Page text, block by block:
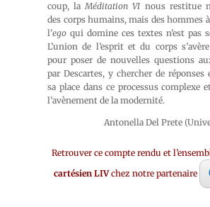
coup, laMéditation VI nous restitue
des corps humains, mais des hommes
l’ego qui domine ces textes n’est pas
L’union de l’esprit et du corps
pour poser de nouvelles questions
par Descartes, y chercher de réponses
sa place dans ce processus complexe
l’avènement de la modernité.
Antonella Del Prete
Retrouver ce compte rendu et
cartésien LIVchez notre partenaire